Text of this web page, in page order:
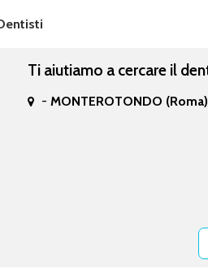
Ti aiutiamo a cercare il
-MONTEROTONDO (Roma)